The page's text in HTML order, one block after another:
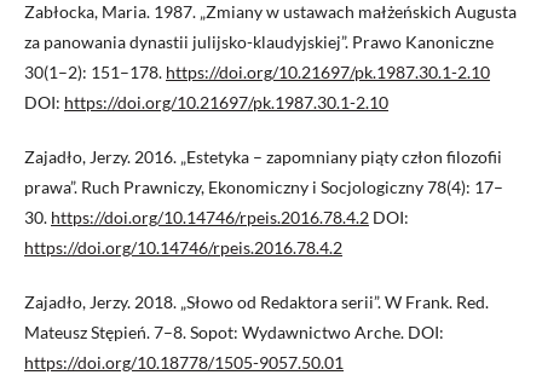
Zabłocka, Maria. 1987. „Zmiany w ustawach małżeńskich Augusta
za panowania dynastii julijsko-klaudyjskiej”. Prawo Kanoniczne
30(1–2): 151–178. https://doi.org/10.21697/pk.1987.30.1-2.10
DOI: https://doi.org/10.21697/pk.1987.30.1-2.10
Zajadło, Jerzy. 2016. „Estetyka – zapomniany piąty człon filozofii
prawa”. Ruch Prawniczy, Ekonomiczny i Socjologiczny 78(4): 17–
30. https://doi.org/10.14746/rpeis.2016.78.4.2 DOI:
https://doi.org/10.14746/rpeis.2016.78.4.2
Zajadło, Jerzy. 2018. „Słowo od Redaktora serii”. W Frank. Red.
Mateusz Stępień. 7–8. Sopot: Wydawnictwo Arche. DOI:
https://doi.org/10.18778/1505-9057.50.01